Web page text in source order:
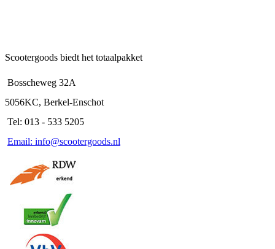
Scootergoods biedt het totaalpakket
Bosscheweg 32A
5056KC, Berkel-Enschot
Tel: 013 - 533 5205
Email: info@scootergoods.nl